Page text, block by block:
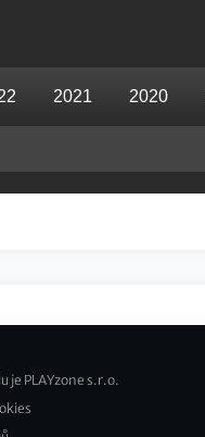
2021 2020
je PLAYzone s.r.o.